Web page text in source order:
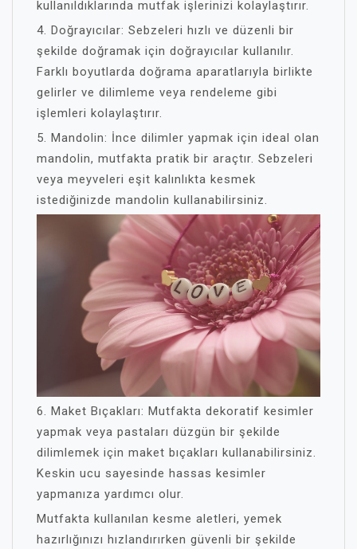
kullanıldıklarında mutfak işlerinizi kolaylaştırır.
4. Doğrayıcılar: Sebzeleri hızlı ve düzenli bir
şekilde doğramak için doğrayıcılar kullanılır.
Farklı boyutlarda doğrama aparatlarıyla birlikte
gelirler ve dilimleme veya rendeleme gibi
işlemleri kolaylaştırır.
5. Mandolin: İnce dilimler yapmak için ideal olan
mandolin, mutfakta pratik bir araçtır. Sebzeleri
veya meyveleri eşit kalınlıkta kesmek
istediğinizde mandolin kullanabilirsiniz.
6. Maket Bıçakları: Mutfakta dekoratif kesimler
yapmak veya pastaları düzgün bir şekilde
dilimlemek için maket bıçakları kullanabilirsiniz.
Keskin ucu sayesinde hassas kesimler
yapmanıza yardımcı olur.
Mutfakta kullanılan kesme aletleri, yemek
hazırlığınızı hızlandırırken güvenli bir şekilde